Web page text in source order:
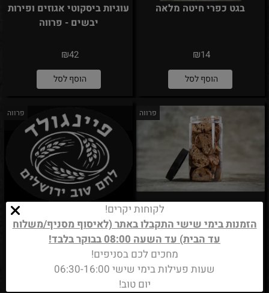
בגט כפרי חיטה מלאה
₪14
הוסף לסל
עוגיות ביסקוטי אגוזים ופירות
יבשים - פרווה
₪42
הוסף לסל
פרווה
עוגיות בסקוטי שוקולד ואגוזי
לוז - פרווה
פרווה
עוגיות מלח ים - פרווה
לקוחות יקרים!
הזמנות בימי שישי התקבלו באתר (לאיסוף מסניף/משלוח
עד הבית) עד השעה 08:00 בבוקר בלבד!
מחכים לכם בסניפים!
שעות פעילות בימי שישי 06:30-16:00
יום טוב!